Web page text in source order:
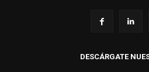
DESCÁRGATE